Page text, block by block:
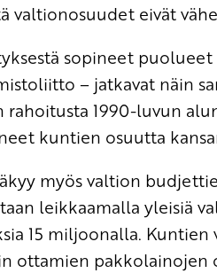
valtionosuudet eivät
sopineet puolueet
– jatkavat näin
rahoitusta 1990-luvun
kuntien osuutta
myös valtion
leikkaamalla yleisiä
15 miljoonalla.
ottamien pakkolainojen